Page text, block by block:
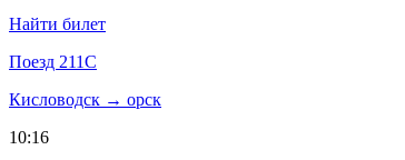
Найти билет
Поезд 211С
Кисловодск → орск
10:16